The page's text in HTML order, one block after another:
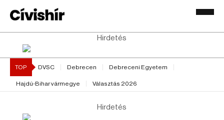
Hirdetés
TOP DVSC Debrecen Debreceni Egyetem
Hajdú-Bihar vármegye Választás 2026
Hirdetés